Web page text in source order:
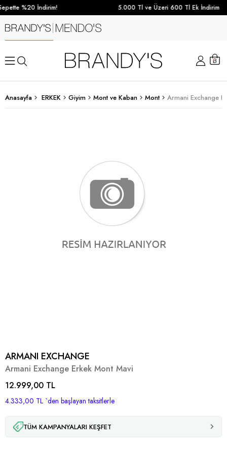
%20 İndirim! 5.000 Tl ve Üzeri 600 Tl Ek İndirim
Anasayfa ERKEK Giyim Mont ve Kaban Mont Armani Exchange
ARMANI EXCHANGE
Armani Exchange Erkek Mont Mavi
12.999,00 TL
4.333,00 TL `den başlayan taksitlerle
TÜM KAMPANYALARI KEŞFET